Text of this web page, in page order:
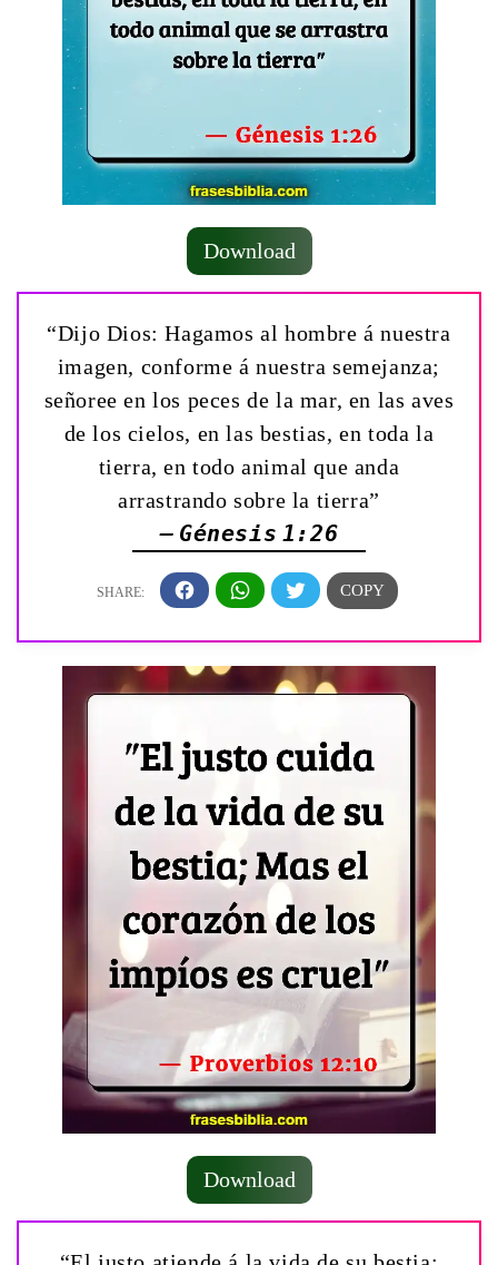
Download
“Dijo Dios: Hagamos al hombre á nuestra
imagen, conforme á nuestra semejanza;
señoree en los peces de la mar, en las aves
de los cielos, en las bestias, en toda la
tierra, en todo animal que anda
arrastrando sobre la tierra”
— Génesis 1:26
Download